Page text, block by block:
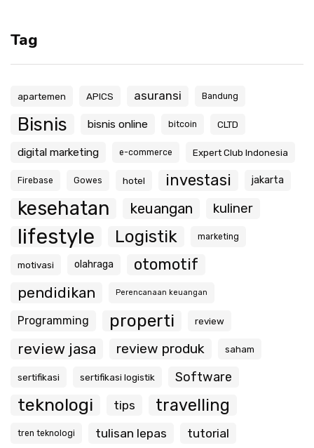
Tag
apartemen APICS asuransi Bandung
Bisnis bisnis online bitcoin CLTD
digital marketing e-commerce Expert Club Indonesia
Firebase Gowes hotel investasi jakarta
kesehatan keuangan kuliner
lifestyle Logistik marketing
motivasi olahraga otomotif
pendidikan Perencanaan keuangan
Programming properti review
review jasa review produk saham
sertifikasi sertifikasi logistik Software
teknologi tips travelling
tren teknologi tulisan lepas tutorial